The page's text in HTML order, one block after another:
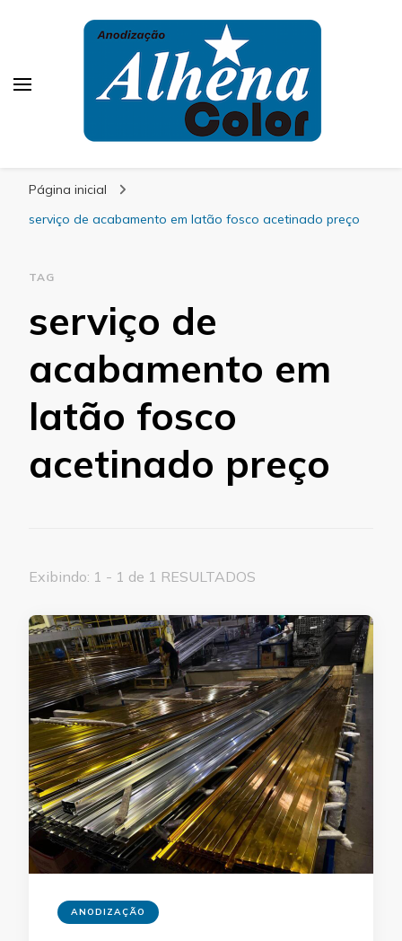
Página inicial
serviço de acabamento em latão fosco acetinado preço
TAG
serviço de
acabamento em
latão fosco
acetinado preço
Exibindo: 1 - 1 de 1 RESULTADOS
ANODIZAÇÃO